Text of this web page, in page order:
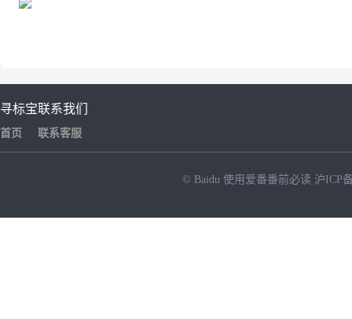
寻标宝
首页
联系我们
联系客服
© Baidu 使用爱番番前必读 沪ICP